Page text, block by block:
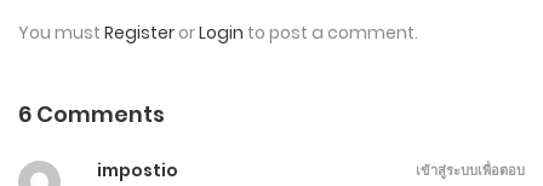
ตอนที่ 210-212
You must Register orLogin to post a comment.
6 Comments
impostio
เข้าสู่ระบบเพื่อตอบ